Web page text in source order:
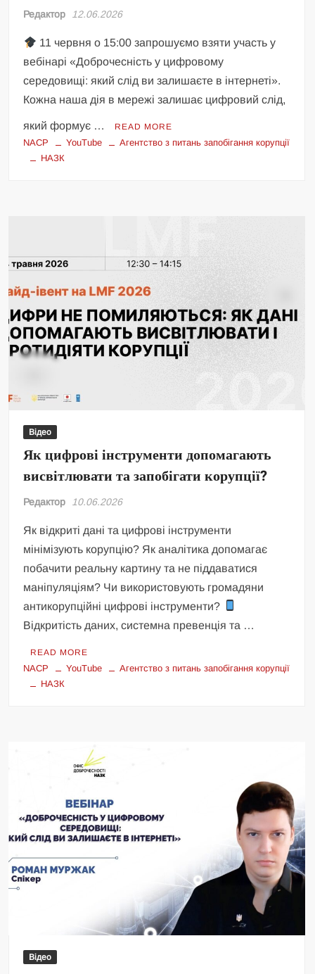
Редактор 12.06.2026
11 червня о 15:00 запрошуємо взяти участь у
вебінарі «Доброчесність у цифровому
середовищі: який слід ви залишаєте в інтернеті».
Кожна наша дія в мережі залишає цифровий слід,
який формує … READ MORE
NACP YouTube
Агентство з питань запобігання корупції
НАЗК
Відео
Як цифрові інструменти допомагають
висвітлювати та запобігати корупції?
Редактор 10.06.2026
Як відкриті дані та цифрові інструменти
мінімізують корупцію? Як аналітика допомагає
побачити реальну картину та не піддаватися
маніпуляціям? Чи використовують громадяни
антикорупційні цифрові інструменти?
Відкритість даних, системна превенція та …
READ MORE
NACP YouTube
Агентство з питань запобігання корупції
НАЗК
Відео